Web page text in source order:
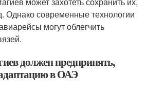
Однако современные технологии
могут облегчить
должен предпринять,
в ОАЭ